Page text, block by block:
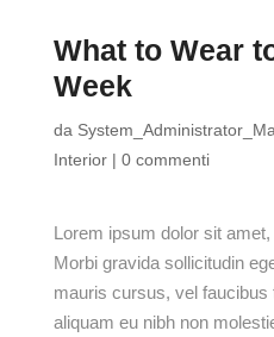
What to Wear
Week
da
Interior| 0 commenti
Lorem ipsum dolor sit
Morbi gravida sollicitudin
mauris cursus, vel faucibus
aliquam eu nibh non